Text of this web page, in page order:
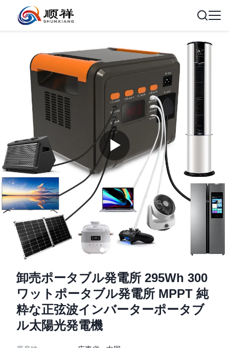
卸売ポータブル発電所 295Wh 300
ワットポータブル発電所 MPPT 純
粋な正弦波インバーターポータブ
ル太陽光発電機